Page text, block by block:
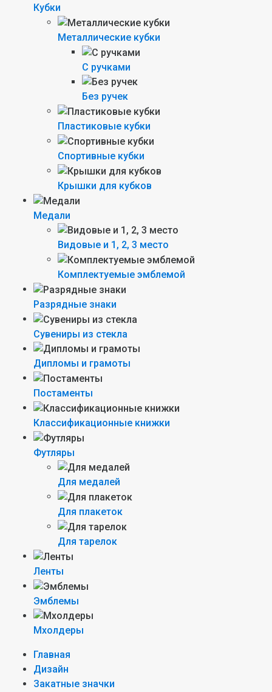
Кубки
Металлические кубки
С ручками
Без ручек
Пластиковые кубки
Спортивные кубки
Крышки для кубков
Медали
Видовые и 1, 2, 3 место
Комплектуемые эмблемой
Разрядные знаки
Сувениры из стекла
Дипломы и грамоты
Постаменты
Классификационные книжки
Футляры
Для медалей
Для плакеток
Для тарелок
Ленты
Эмблемы
Мхолдеры
Главная
Дизайн
Закатные значки